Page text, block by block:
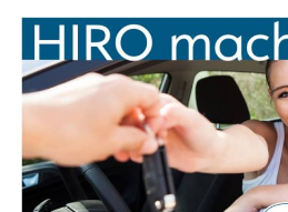
che gro­ße und klei­ne Pro­jek­te
und abgeschlossen.
Kon­tak­tie­ren Sie Ingo Ulsa­mer
Anfragen: